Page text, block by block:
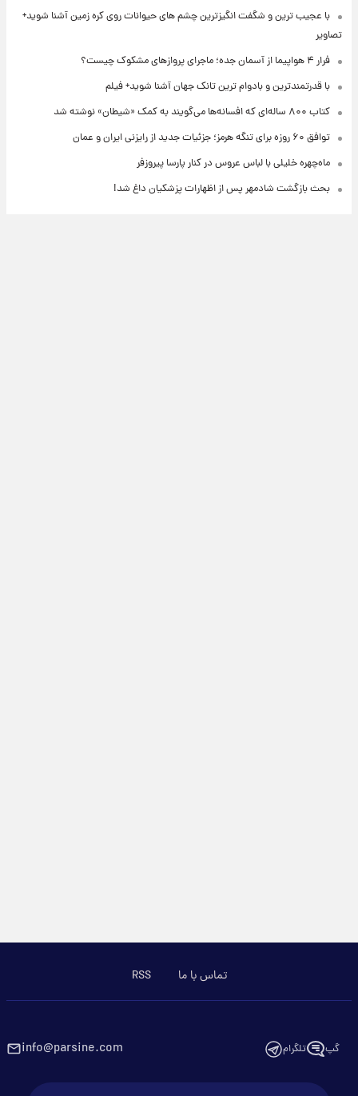
با عجیب ترین و شگفت انگیزترین چشم های حیوانات روی کره زمین آشنا شوید+
تصاویر
فرار ۴ هواپیما از آسمان جده؛ ماجرای پروازهای مشکوک چیست؟
با قدرتمندترین و بادوام ترین تانک جهان آشنا شوید+ فیلم
کتاب ۸۰۰ ساله‌ای که افسانه‌ها می‌گویند به کمک «شیطان» نوشته شد
توافق ۶۰ روزه برای تنگه هرمز؛ جزئیات جدید از رایزنی ایران و عمان
ماه‌چهره خلیلی با لباس عروس در کنار پارسا پیروزفر
بحث بازگشت شادمهر پس از اظهارات پزشکیان داغ شد!
تماس با ما RSS
گپ تلگرام info@parsine.com